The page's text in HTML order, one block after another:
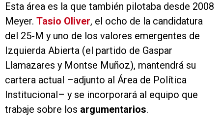
Esta área es la que también pilotaba desde 2008
Meyer. Tasio Oliver, el ocho de la candidatura
del 25-M y uno de los valores emergentes de
Izquierda Abierta (el partido de Gaspar
Llamazares y Montse Muñoz), mantendrá su
cartera actual –adjunto al Área de Política
Institucional– y se incorporará al equipo que
trabaje sobre los argumentarios.